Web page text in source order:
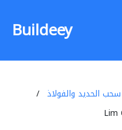
Buildeey
سحب الحديد والفولاذ
Lim